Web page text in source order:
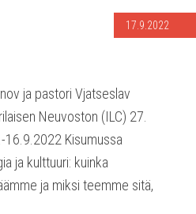
17.9.2022
ja pastori Vjatseslav
Neuvoston (ILC) 27.
16.9.2022 Kisumussa
ja kulttuuri: kuinka
ja miksi teemme sitä,